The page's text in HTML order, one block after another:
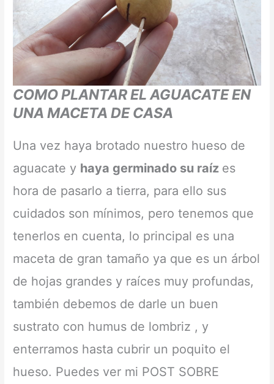
COMO PLANTAR EL AGUACATE EN
UNA MACETA DE CASA
Una vez haya brotado nuestro hueso de
aguacate y haya germinado su raíz es
hora de pasarlo a tierra, para ello sus
cuidados son mínimos, pero tenemos que
tenerlos en cuenta, lo principal es una
maceta de gran tamaño ya que es un árbol
de hojas grandes y raíces muy profundas,
también debemos de darle un buen
sustrato con humus de lombriz , y
enterramos hasta cubrir un poquito el
hueso. Puedes ver mi POST SOBRE